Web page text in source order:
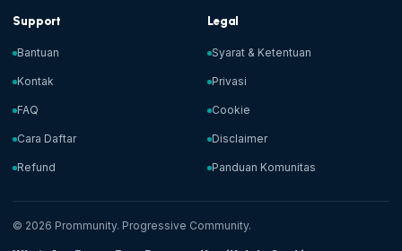
Support
Bantuan
Kontak
FAQ
Cara Daftar
Refund
Legal
Syarat & Ketentuan
Privasi
Cookie
Disclaimer
Panduan Komunitas
© 2026 Prommunity. Progressive Community.